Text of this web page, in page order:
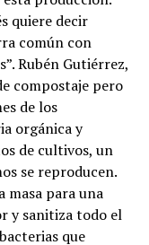
quiere decir
común con
Rubén Gutiérrez,
compostaje pero
de los
orgánica y
de cultivos, un
se reproducen.
masa para una
y sanitiza todo el
que